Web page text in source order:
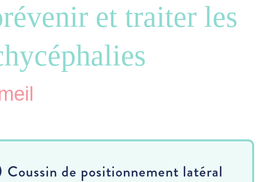
et traiter les
Coussin de positionnement latéral